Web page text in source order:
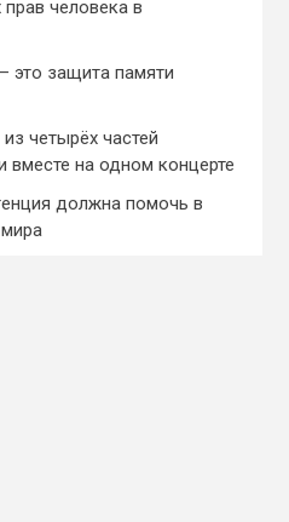
человека в
это защита памяти
четырёх частей
вместе на одном концерте
должна помочь в